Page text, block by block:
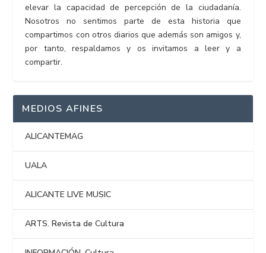
elevar la capacidad de percepción de la ciudadanía.
Nosotros no sentimos parte de esta historia que
compartimos con otros diarios que además son amigos y,
por tanto, respaldamos y os invitamos a leer y a
compartir.
MEDIOS AFINES
ALICANTEMAG
UALA
ALICANTE LIVE MUSIC
ARTS. Revista de Cultura